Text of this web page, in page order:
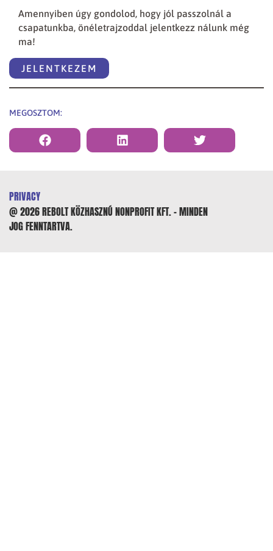
Amennyiben úgy gondolod, hogy jól passzolnál a
csapatunkba, önéletrajzoddal jelentkezz nálunk még
ma!
JELENTKEZEM
KERESZTNÉV*
NETTÓ BÉRIGÉNY*
MEGOSZTOM:
PRIVACY
@ 2026 REBOLT KÖZHASZNÚ NONPROFIT KFT. – MINDEN
JOG FENNTARTVA.